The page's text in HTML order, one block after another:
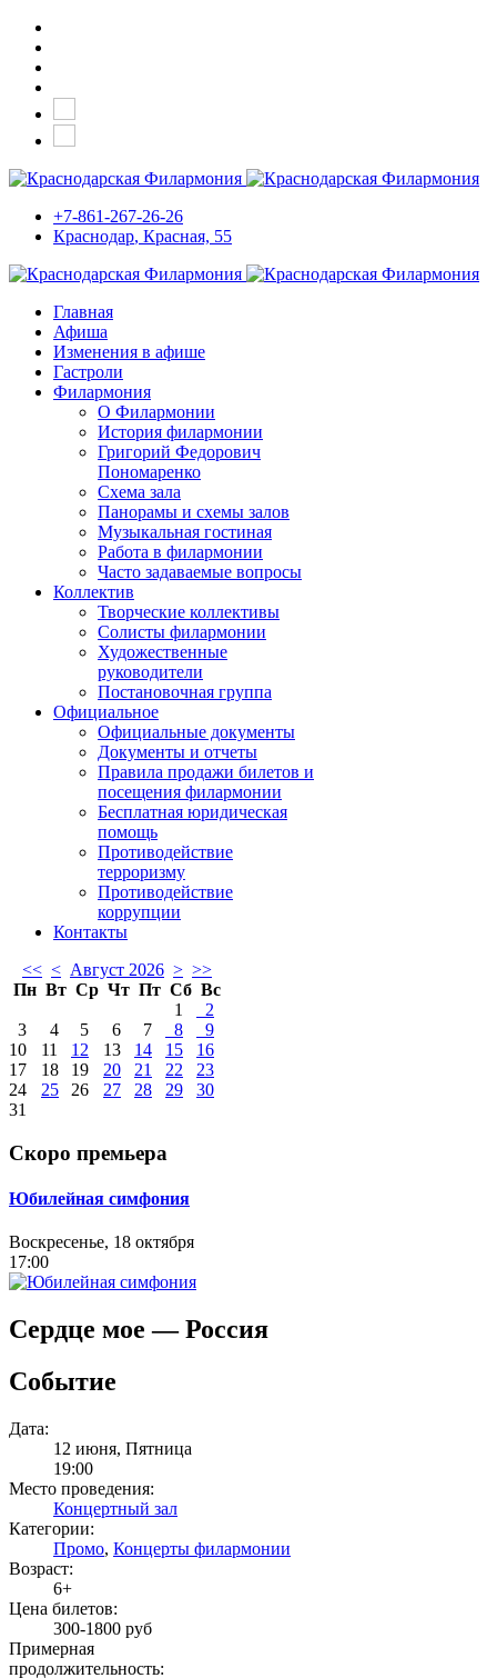
+7-861-267-26-26
Краснодар, Красная, 55
Главная
Афиша
Изменения в афише
Гастроли
Филармония
О Филармонии
История филармонии
Григорий Федорович
Пономаренко
Схема зала
Панорамы и схемы залов
Музыкальная гостиная
Работа в филармонии
Часто задаваемые вопросы
Коллектив
Творческие коллективы
Солисты филармонии
Художественные
руководители
Постановочная группа
Официальное
Официальные документы
Документы и отчеты
Правила продажи билетов и
посещения филармонии
Бесплатная юридическая
помощь
Противодействие
терроризму
Противодействие
коррупции
Контакты
<< < Август 2026 > >>
Пн Вт Ср Чт Пт Сб Вс
1
2
3
4 5 6 7 8
9
10
11 12 13 14 15
16
17
18 19 20 21 22
23
24
25 26 27 28 29
30
31
Скоро премьера
Юбилейная симфония
Воскресенье, 18 октября
17:00
Сердце мое — Россия
Событие
Дата:
12 июня, Пятница
19:00
Место проведения:
Концертный зал
Категории:
Промо, Концерты филармонии
Возраст:
6+
Цена билетов:
300-1800 руб
Примерная
продолжительность: